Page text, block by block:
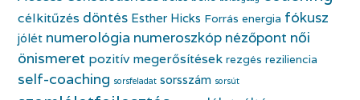
célkitűzés döntés Esther Hicks Forrás energia fókusz
jólét numerológia numeroszkóp nézőpont női
önismeret pozitív megerősítések rezgés reziliencia
self-coaching sorsfeladat sorsszám sorsút